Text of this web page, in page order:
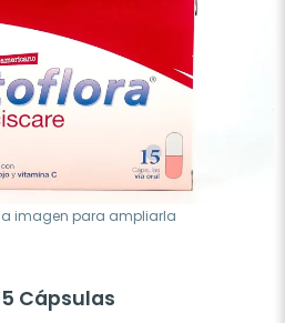
imagen para ampliarla
Cápsulas